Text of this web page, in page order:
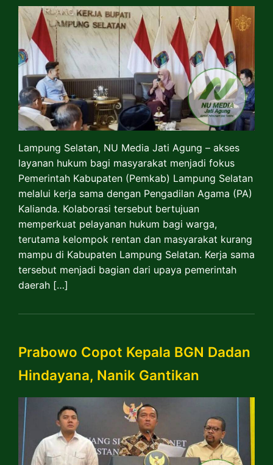
Lampung Selatan, NU Media Jati Agung – akses
layanan hukum bagi masyarakat menjadi fokus
Pemerintah Kabupaten (Pemkab) Lampung Selatan
melalui kerja sama dengan Pengadilan Agama (PA)
Kalianda. Kolaborasi tersebut bertujuan
memperkuat pelayanan hukum bagi warga,
terutama kelompok rentan dan masyarakat kurang
mampu di Kabupaten Lampung Selatan. Kerja sama
tersebut menjadi bagian dari upaya pemerintah
daerah […]
Prabowo Copot Kepala BGN Dadan
Hindayana, Nanik Gantikan